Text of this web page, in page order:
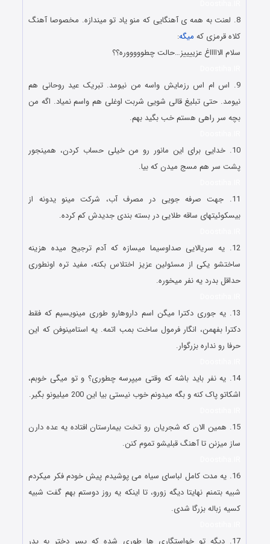
8. لعنت به همه ی آهنگایی که منو یاد تو میندازه. مخصوصا آهنگ
کلاه قرمزی که میگه:
سلام الاااااغ عزییییز…حالت چطوووووره؟؟
9. اس ام اس رزمایش واسه من نیومد. تبریک عید روحانی هم
نیومد. حتی تبلیغ قالی شویی شربت اوغلی هم واسم نمیاد. اگه من
بچه سر راهی هستم خب بگید بهم.
10. خدایی برای این مانور رو من خیلی حساب کردن، همینجور
پشت سر هم مسج میدن که بیا.
11. جهت صرفه جویی در مصرف آب، شرکت مینو یدونه از
بیسکوئیتهای ساقه طلایی در بسته بندی جدیدش کم کرده.
12. یه سریالایی صداوسیما میسازه که آدم ترجیح میده هزینه
ساختشو یکی از مسئولین عزیز اختلاس بکنه، مفید تره اونطوری
حداقل بدرد یه نفر میخوره.
13. یه جوری دکترا میگن اسم داروهارو طوری مینویسیم که فقط
دکترا بفهمن، انگار فرمول ساخت بمب اتمه. یه استامینوفن که این
حرفا رو نداره بزرگوار.
14. یه نفر باید باشه که وقتی میپرسه چطوری؟ و تو میگی خوبم،
اشکاتو پاک کنه و بگه میدونم خوب نیستی بیا این 200 میلیونو بگیر.
15. همین الان که شجریان رو تخت بیمارستان افتاده یه عده دارن
ساز میزنن تا آهنگ قبلیشو تموم کنن.
16. یه مدت کامل لباسای سیاه می پوشیدم پیش خودم فکر میکردم
شبیه بتمنم نهایتا دیگه زورو، تا اینکه یه روز دوستم بهم گفت شبیه
کسیه زباله بزرگا شدی.